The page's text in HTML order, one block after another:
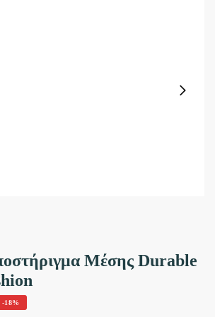
Μέσης Durable
-18%